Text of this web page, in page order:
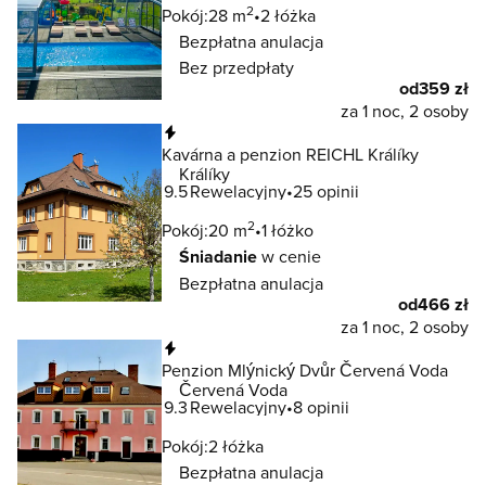
Pokój:28 m2 2 łóżka
Bezpłatna anulacja
Bez przedpłaty
od359 zł
za 1 noc, 2 osoby
Kavárna a penzion REICHL Králíky
Králíky
9.5Rewelacyjny 25 opinii
Pokój:20 m2 1 łóżko
Śniadaniew cenie
Bezpłatna anulacja
od466 zł
za 1 noc, 2 osoby
Penzion Mlýnický Dvůr Červená Voda
Červená Voda
9.3Rewelacyjny 8 opinii
Pokój:2 łóżka
Bezpłatna anulacja